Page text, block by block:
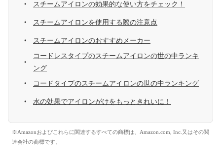
スチームアイロンの効果的な使い方をチェック！
スチームアイロンを使用する際の注意点
スチームアイロンのおすすめメーカー
コードレスタイプのスチームアイロンの世の中ランキ
ング
コードタイプのスチームアイロンの世の中ランキング
水の効果でアイロンがけをもっときれいに！
※Amazonおよびこれらに関連するすべての商標は、Amazon.com, Inc.又はその関
連会社の商標です。